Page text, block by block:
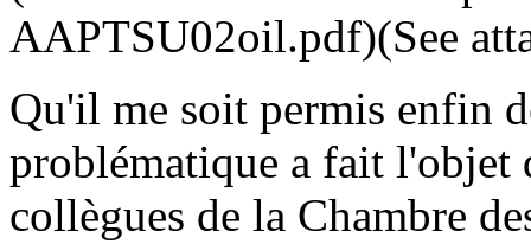
AAPTSU02oil.pdf)(See
Qu'il me soit permis enfin
problématique a fait l'objet
collègues de la Chambre